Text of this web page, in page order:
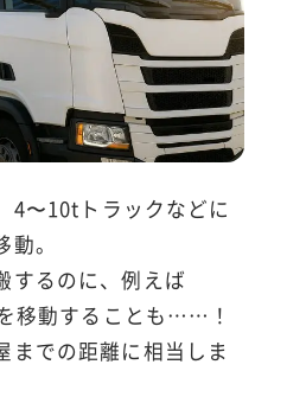
4〜10tトラックなどに
。
するのに、例えば
移動することも……！
までの距離に相当しま